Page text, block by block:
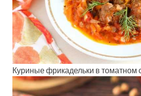
Куриные фрикадельки в томатном